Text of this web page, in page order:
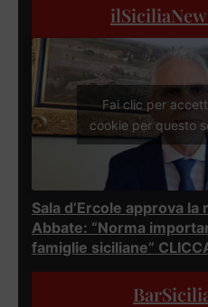
Fai clic per
cookie per questo
Sala d’Ercole approva
Abbate: “Norma
famiglie siciliane”